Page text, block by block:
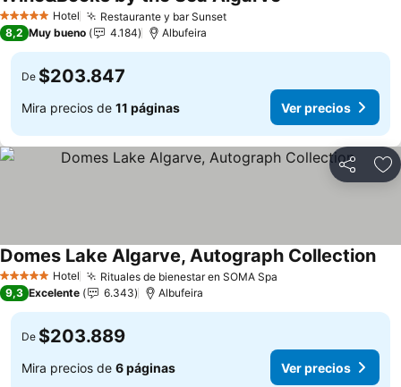
5 Estrellas Hotel Restaurante y bar Sunset
8,2 Muy bueno 4.184 Albufeira
De $203.847
Mira precios de 11 páginas Ver precios
Compartir
5 Estrellas Hotel Rituales de bienestar en SOMA Spa
Domes Lake Algarve, Autograph Collection
9,3 Excelente 6.343 Albufeira
De $203.889
Mira precios de 6 páginas Ver precios